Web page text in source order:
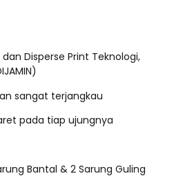
Disperse Print Teknologi,
sangat terjangkau
pada tiap ujungnya
Bantal & 2 Sarung Guling